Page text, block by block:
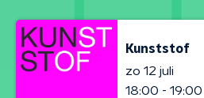
Kunststof
zo 12 juli
18:00 - 19:00